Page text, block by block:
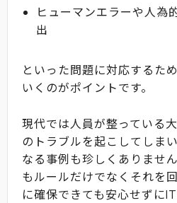
ヒューマンエラーや人為
出
といった問題に対応するた
いくのがポイントです。
現代では人員が整っている
のトラブルを起こしてしま
なる事例も珍しくありませ
もルールだけでなくそれを
に確保できても安心せずに